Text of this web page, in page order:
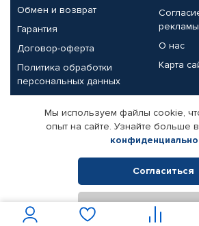
Обмен и возврат
Гарантия
Договор-оферта
Политика обработки
персональных данных
рекламы
О нас
Карта
Партнерам
Корпоративным клиентам
Поставщикам
© КАМАЗ ЦЕНТР ДОНЕЦК, 2015-2026. Все
Интернет-магазин автомобильных товаров
Мы используем файлы cookie,
опыт на сайте. Узнайте больше
Согласиться
Отклонить